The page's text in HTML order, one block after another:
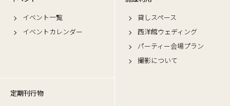
イベント一覧
イベントカレンダー
貸しスペース
西洋館ウェディング
パーティー会場プラン
撮影について
定期刊行物